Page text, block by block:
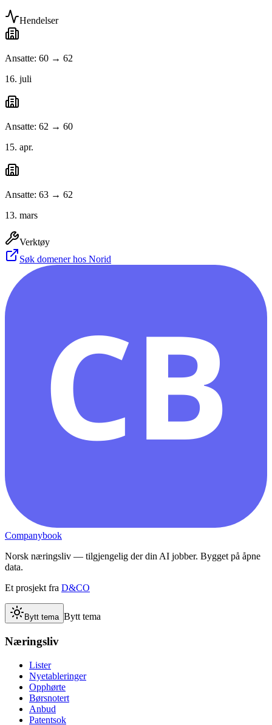
Hendelser
Ansatte: 60 → 62
16. juli
Ansatte: 62 → 60
15. apr.
Ansatte: 63 → 62
13. mars
Verktøy
Søk domener hos Norid
CB
Companybook
Norsk næringsliv — tilgjengelig der din AI jobber. Bygget på åpne
data.
Et prosjekt fra D&CO
Bytt tema Bytt tema
Næringsliv
Lister
Nyetableringer
Opphørte
Børsnotert
Anbud
Patentsok